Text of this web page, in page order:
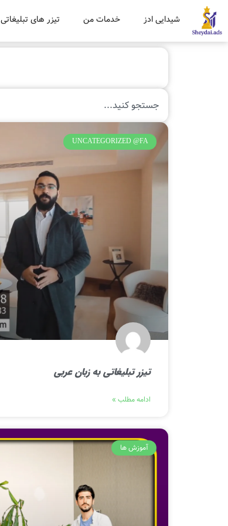
شیدایی ادز خدمات من تیزر های تبلیغاتی
UNCATEGORIZED @FA
تیزر تبلیغاتی به زبان عربی
ادامه مطلب »
آموزش ها